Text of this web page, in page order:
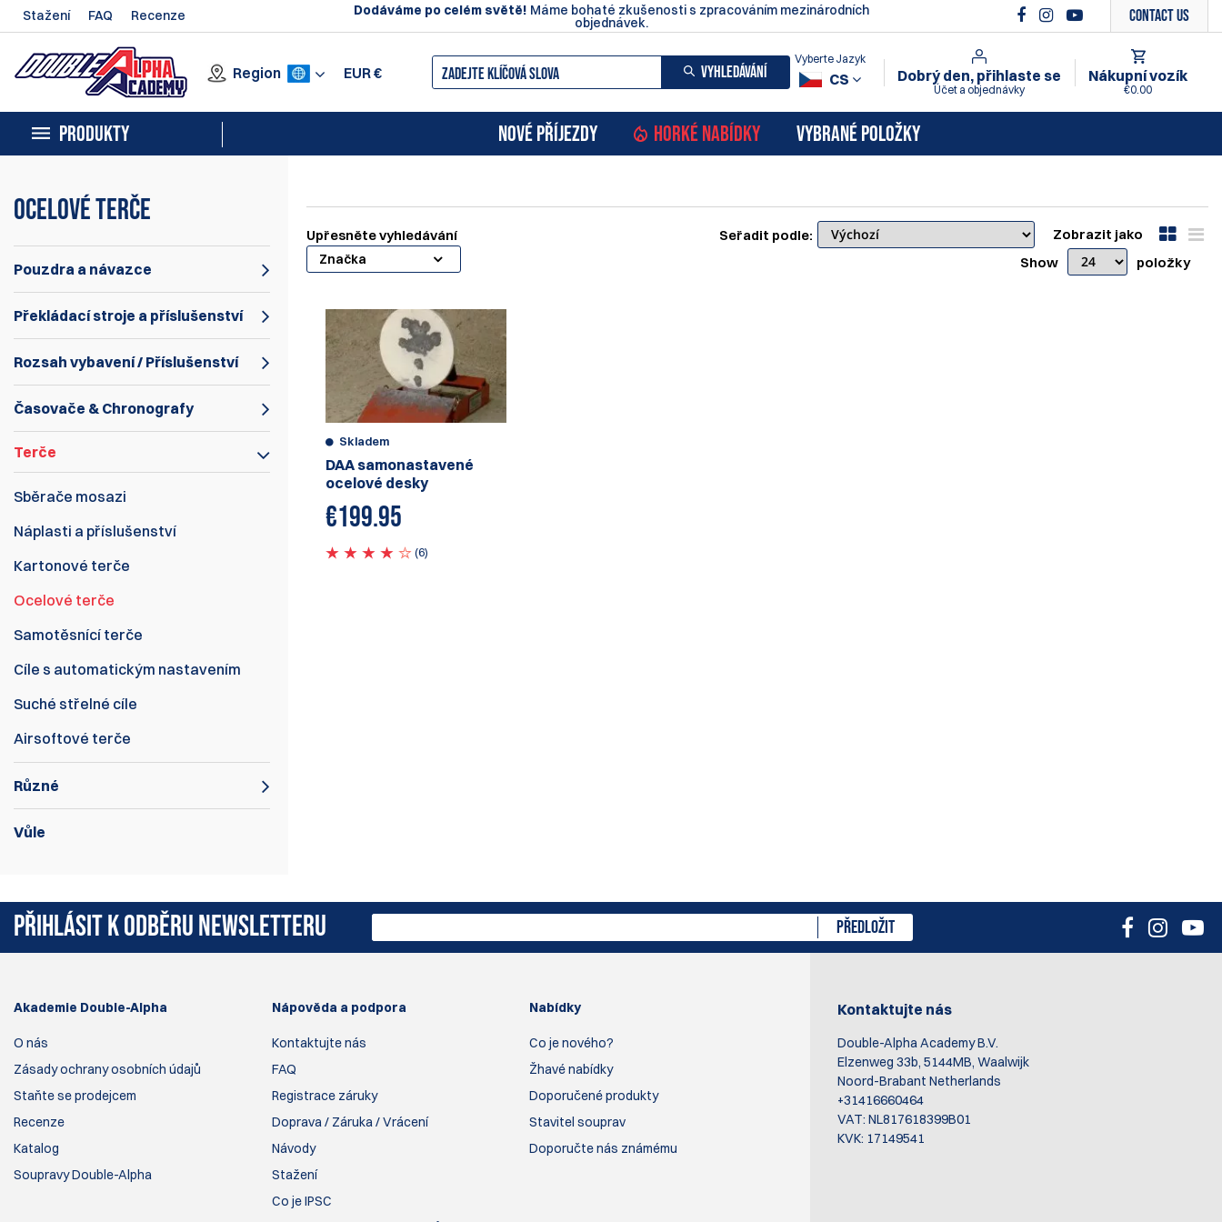
Stažení FAQ Recenze Dodáváme po celém světě! Máme bohaté zkušenosti s zpracováním mezinárodních
objednávek. Contact Us
Region EUR€ VYHLEDÁVÁNÍ CS
Vyberte Jazyk
Dobrý den, přihlaste se
Účet a objednávky
Nákupní vozík
€0.00
PRODUKTY NOVÉ PŘÍJEZDY HORKÉ NABÍDKY VYBRANÉ POLOŽKY
Ocelové terče
Pouzdra a návazce
Překládací stroje a příslušenství
Rozsah vybavení / Příslušenství
Časovače & Chronografy
Terče
Sběrače mosazi
Náplasti a příslušenství
Kartonové terče
Ocelové terče
Samotěsnící terče
Cíle s automatickým nastavením
Suché střelné cíle
Airsoftové terče
Různé
Vůle
Upřesněte vyhledávání
Značka
Zobrazit jako
Seřadit podle:
Show
položky
Skladem
DAA samonastavené
ocelové desky
€199.95
(6)
PŘIHLÁSIT K ODBĚRU NEWSLETTERU PŘEDLOŽIT
Akademie Double-Alpha
O nás
Zásady ochrany osobních údajů
Staňte se prodejcem
Recenze
Katalog
Soupravy Double-Alpha
Nápověda a podpora
Kontaktujte nás
FAQ
Registrace záruky
Doprava / Záruka / Vrácení
Návody
Stažení
Co je IPSC
Nabídky
Co je nového?
Žhavé nabídky
Doporučené produkty
Stavitel souprav
Doporučte nás známému
Kontaktujte nás
Double-Alpha Academy B.V.
Elzenweg 33b, 5144MB, Waalwijk
Noord-Brabant Netherlands
+31416660464
VAT: NL817618399B01
KVK: 17149541